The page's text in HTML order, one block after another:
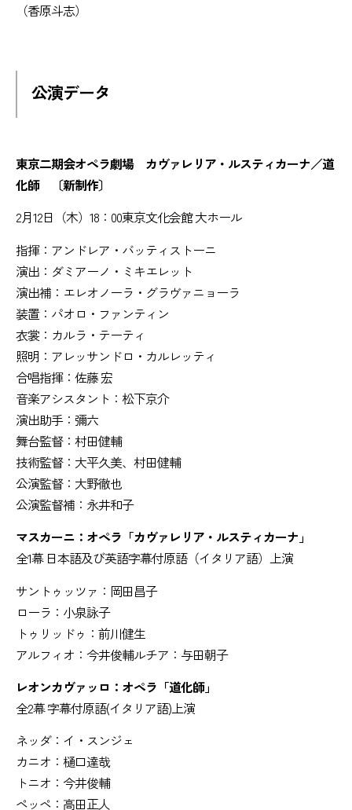
（香原斗志）
公演データ
東京二期会オペラ劇場 カヴァレリア・ルスティカーナ／道
化師 〔新制作〕
2月12日（木）18：00東京文化会館 大ホール
指揮：アンドレア・バッティストーニ
演出：ダミアーノ・ミキエレット
演出補：エレオノーラ・グラヴァニョーラ
装置：パオロ・ファンティン
衣裳：カルラ・テーティ
照明：アレッサンドロ・カルレッティ
合唱指揮：佐藤 宏
音楽アシスタント：松下京介
演出助手：彌六
舞台監督：村田健輔
技術監督：大平久美、村田健輔
公演監督：大野徹也
公演監督補：永井和子
マスカーニ：オペラ「カヴァレリア・ルスティカーナ」
全1幕 日本語及び英語字幕付原語（イタリア語）上演
サントゥッツァ：岡田昌子
ローラ：小泉詠子
トゥリッドゥ：前川健生
アルフィオ：今井俊輔ルチア：与田朝子
レオンカヴァッロ：オペラ「道化師」
全2幕 字幕付原語(イタリア語)上演
ネッダ：イ・スンジェ
カニオ：樋口達哉
トニオ：今井俊輔
ペッペ：高田正人